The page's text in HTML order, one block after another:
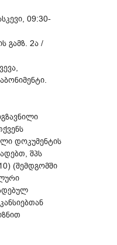
09:30-
გამზ. 2ა /
დოკუმენტის
შპს
(შემდგომში